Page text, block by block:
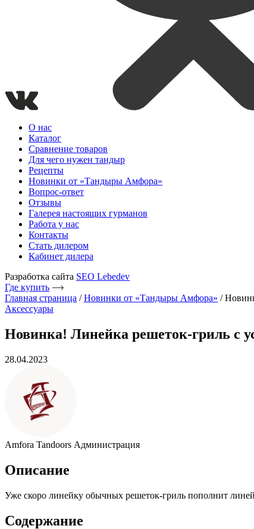
О нас
Каталог
Сравнение товаров
Для чего нужен тандыр
Рецепты
Новинки от «Тандыры Амфора»
Вопрос-ответ
Отзывы
Галерея настоящих гурманов
Работа у нас
Контакты
Стать дилером
Кабинет дилера
Разработка сайта SEO Lebedev
Где купить
Главная страница /Новинки от «Тандыры Амфора» /
Аксессуары
Новинка! Линейка решеток-гриль с
28.04.2023
Amfora Tandoors Администрация
Описание
Уже скоро линейку обычных решеток-гриль пополнит
Содержание